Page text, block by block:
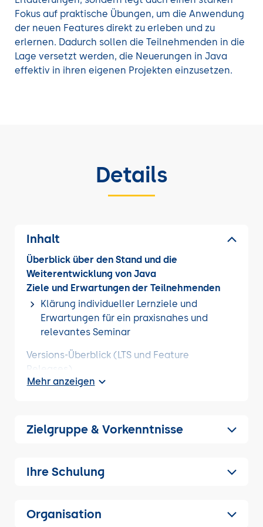
Sie Anwendungsbeispiele und lernen dabei die
weitreichenden Änderungen in den neuen Java-
Versionen kennen. Sie erfahren, wie der Source-
Code für neue und bestehende Projekte
vereinfacht werden kann, während die bewährte
Fokus auf praktische Übungen, um die Anwendung
der neuen Features direkt zu erleben und zu
erlernen. Dadurch sollen die Teilnehmenden in die
Lage versetzt werden, die Neuerungen in Java
effektiv in ihren eigenen Projekten einzusetzen.
Details
Inhalt
Überblick über den Stand und die
Weiterentwicklung von Java
Ziele und Erwartungen der Teilnehmenden
Klärung individueller Lernziele und
Erwartungen für ein praxisnahes und
relevantes Seminar
Versions-Überblick (LTS und Feature
Releases)
OpenJDK-Projekte: Amber, Loom, Panama,
Rückblick auf Java 11-17
switch Expressions
Mehr anzeigen
Zielgruppe & Vorkenntnisse
Ihre Schulung
Organisation